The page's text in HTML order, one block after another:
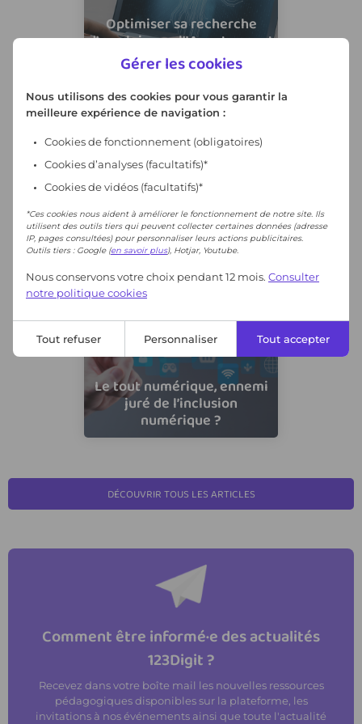
Optimiser sa recherche
d’emploi avec l’IA : astuces et
précautions
Violence en ligne, reconnaître
de harcèlement et
d’agressions en ligne
Le tout numérique, ennemi
juré de l’inclusion
numérique ?
DÉCOUVRIR TOUS LES ARTICLES
Comment être informé·e des actualités
123Digit ?
Recevez dans votre boîte mail les nouvelles ressources
pédagogiques disponibles sur la plateforme, les
invitations à nos événements ainsi que toute l'actualité
Gérer les cookies
Nous utilisons des cookies pour vous garantir la
meilleure expérience de navigation :
Cookies de fonctionnement (obligatoires)
Cookies d’analyses (facultatifs)*
Cookies de vidéos (facultatifs)*
*Ces cookies nous aident à améliorer le fonctionnement de notre site. Ils
utilisent des outils tiers qui peuvent collecter certaines données (adresse
IP, pages consultées) pour personnaliser leurs actions publicitaires.
Outils tiers : Google (en savoir plus), Hotjar, Youtube.
Nous conservons votre choix pendant 12 mois. Consulter
notre politique cookies
Tout refuser Personnaliser Tout accepter